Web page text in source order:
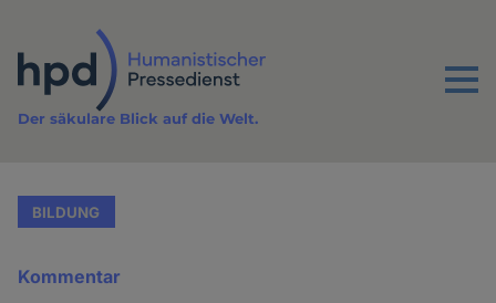
Inhalt
Menu
Der säkulare Blick auf die Welt.
BILDUNG
Kommentar